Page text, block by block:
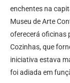
enchentes na
Museu de Arte
oferecerá oficinas
Cozinhas, que
iniciativa estava
foi adiada em